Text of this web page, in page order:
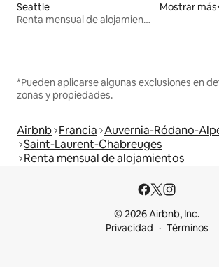
Seattle
Renta mensual de alojamientos
Mostrar más
*Pueden aplicarse algunas exclusiones en
zonas y propiedades.
Airbnb Francia Auvernia-Ródano-
Saint-Laurent-Chabreuges
Renta mensual de alojamientos
© 2026 Airbnb, Inc.
Privacidad
Términos